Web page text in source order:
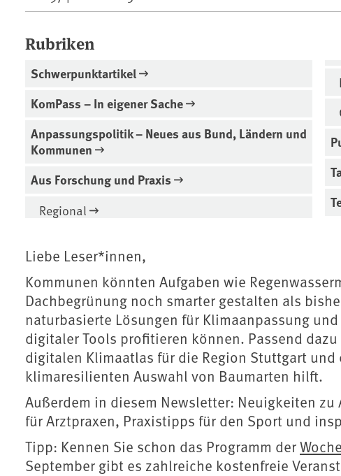
Rubriken
Schwerpunktartikel
KomPass – In eigener Sache
Anpassungspolitik – Neues aus Bund, Ländern und
Kommunen
Aus Forschung und Praxis
Regional
Liebe Leser*innen,
Kommunen könnten Aufgaben wie
Dachbegrünung noch smarter gestalten als
naturbasierte Lösungen für Klimaanpassung
digitaler Tools profitieren können. Passend
digitalen Klimaatlas für die Region Stuttgart
klimaresilienten Auswahl von Baumarten hilft.
Außerdem in diesem Newsletter: Neuigkeiten
für Arztpraxen, Praxistipps für den Sport und
Tipp: Kennen Sie schon das Programm der
September gibt es zahlreiche kostenfreie